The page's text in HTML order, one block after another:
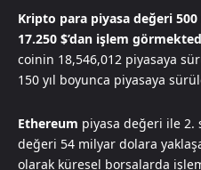
Kripto para piyasa değeri
17.250 $’dan işlem
coinin 18,546,012 piyasaya
150 yıl boyunca piyasaya
Ethereum piyasa değeri ile 2.
değeri 54 milyar dolara
olarak küresel borsalarda